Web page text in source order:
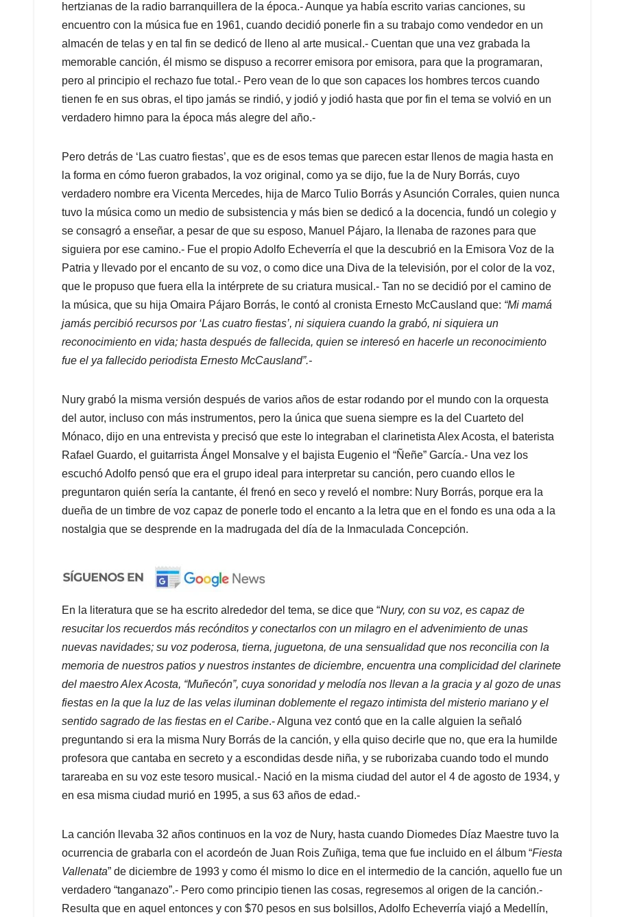
hertzianas de la radio barranquillera de la época.- Aunque ya había escrito varias canciones, su
encuentro con la música fue en 1961, cuando decidió ponerle fin a su trabajo como vendedor en un
almacén de telas y en tal fin se dedicó de lleno al arte musical.- Cuentan que una vez grabada la
memorable canción, él mismo se dispuso a recorrer emisora por emisora, para que la programaran,
pero al principio el rechazo fue total.- Pero vean de lo que son capaces los hombres tercos cuando
tienen fe en sus obras, el tipo jamás se rindió, y jodió y jodió hasta que por fin el tema se volvió en un
verdadero himno para la época más alegre del año.-
Pero detrás de ‘Las cuatro fiestas’, que es de esos temas que parecen estar llenos de magia hasta en
la forma en cómo fueron grabados, la voz original, como ya se dijo, fue la de Nury Borrás, cuyo
verdadero nombre era Vicenta Mercedes, hija de Marco Tulio Borrás y Asunción Corrales, quien nunca
tuvo la música como un medio de subsistencia y más bien se dedicó a la docencia, fundó un colegio y
se consagró a enseñar, a pesar de que su esposo, Manuel Pájaro, la llenaba de razones para que
siguiera por ese camino.- Fue el propio Adolfo Echeverría el que la descubrió en la Emisora Voz de la
Patria y llevado por el encanto de su voz, o como dice una Diva de la televisión, por el color de la voz,
que le propuso que fuera ella la intérprete de su criatura musical.- Tan no se decidió por el camino de
la música, que su hija Omaira Pájaro Borrás, le contó al cronista Ernesto McCausland que: “Mi mamá
jamás percibió recursos por ‘Las cuatro fiestas’, ni siquiera cuando la grabó, ni siquiera un
reconocimiento en vida; hasta después de fallecida, quien se interesó en hacerle un reconocimiento
fue el ya fallecido periodista Ernesto McCausland”.-
Nury grabó la misma versión después de varios años de estar rodando por el mundo con la orquesta
del autor, incluso con más instrumentos, pero la única que suena siempre es la del Cuarteto del
Mónaco, dijo en una entrevista y precisó que este lo integraban el clarinetista Alex Acosta, el baterista
Rafael Guardo, el guitarrista Ángel Monsalve y el bajista Eugenio el “Ñeñe” García.- Una vez los
escuchó Adolfo pensó que era el grupo ideal para interpretar su canción, pero cuando ellos le
preguntaron quién sería la cantante, él frenó en seco y reveló el nombre: Nury Borrás, porque era la
dueña de un timbre de voz capaz de ponerle todo el encanto a la letra que en el fondo es una oda a la
nostalgia que se desprende en la madrugada del día de la Inmaculada Concepción.
En la literatura que se ha escrito alrededor del tema, se dice que “Nury, con su voz, es capaz de
resucitar los recuerdos más recónditos y conectarlos con un milagro en el advenimiento de unas
nuevas navidades; su voz poderosa, tierna, juguetona, de una sensualidad que nos reconcilia con la
memoria de nuestros patios y nuestros instantes de diciembre, encuentra una complicidad del clarinete
del maestro Alex Acosta, “Muñecón”, cuya sonoridad y melodía nos llevan a la gracia y al gozo de unas
fiestas en la que la luz de las velas iluminan doblemente el regazo intimista del misterio mariano y el
sentido sagrado de las fiestas en el Caribe.- Alguna vez contó que en la calle alguien la señaló
preguntando si era la misma Nury Borrás de la canción, y ella quiso decirle que no, que era la humilde
profesora que cantaba en secreto y a escondidas desde niña, y se ruborizaba cuando todo el mundo
tarareaba en su voz este tesoro musical.- Nació en la misma ciudad del autor el 4 de agosto de 1934, y
en esa misma ciudad murió en 1995, a sus 63 años de edad.-
La canción llevaba 32 años continuos en la voz de Nury, hasta cuando Diomedes Díaz Maestre tuvo la
ocurrencia de grabarla con el acordeón de Juan Rois Zuñiga, tema que fue incluido en el álbum “Fiesta
Vallenata” de diciembre de 1993 y como él mismo lo dice en el intermedio de la canción, aquello fue un
verdadero “tanganazo”.- Pero como principio tienen las cosas, regresemos al origen de la canción.-
Resulta que en aquel entonces y con $70 pesos en sus bolsillos, Adolfo Echeverría viajó a Medellín,